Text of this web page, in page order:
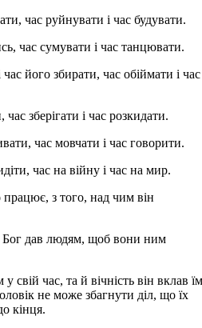
час руйнувати і час будувати.
час сумувати і час танцювати.
його збирати, час обіймати і час
зберігати і час розкидати.
час мовчати і час говорити.
час на війну і час на мир.
з того, над чим він
Бог дав людям, щоб вони ним
свій час, та й вічність він вклав їм
не може збагнути діл, що їх
кінця.